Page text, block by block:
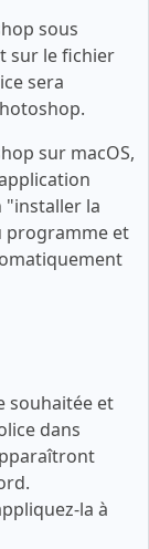
sous
sur le fichier
sera
sur macOS,
"installer la
programme et
souhaitée et
dans
la à